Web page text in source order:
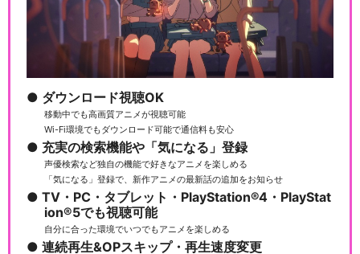
舞台『弱虫ペダル』箱根学園
篇～野獣覚醒～
舞台『弱虫ペダル』インター
ハイ篇 The WI…
舞台『弱虫ペダル』IRREGUL
AR～2つの頂…
ダウンロード視聴OK
移動中でも高画質アニメが視聴可能
Wi-Fi環境でもダウンロード可能で通信料も安心
充実の検索機能や「気になる」登録
声優検索など独自の機能で好きなアニメを楽しめる
「気になる」登録で、新作アニメの最新話の追加をお知らせ
TV・PC・タブレット・PlayStation®4・PlayStat
ion®5でも視聴可能
自分に合った環境でいつでもアニメを楽しめる
連続再生&OPスキップ・再生速度変更